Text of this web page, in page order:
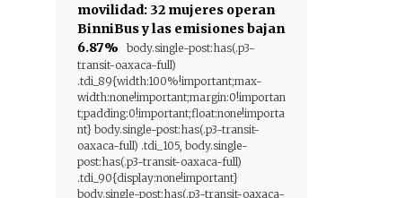
movilidad: 32 mujeres operan
BinniBus y las emisiones bajan
6.87%
body.single-post:has(.p3-
transit-oaxaca-full)
.tdi_89{width:100%!important;max-
width:none!important;margin:0!importan
t;padding:0!important;float:none!importa
nt} body.single-post:has(.p3-transit-
oaxaca-full) .tdi_105, body.single-
post:has(.p3-transit-oaxaca-full)
.tdi_90{display:none!important}
body.single-post:has(.p3-transit-oaxaca-